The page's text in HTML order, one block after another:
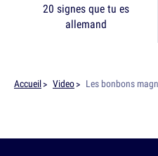
20 signes que tu es
allemand
Accueil Video Les bonbons